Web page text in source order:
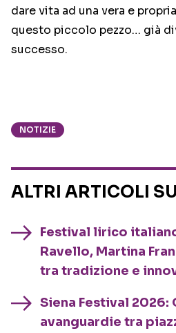
dare vita ad una vera e
questo piccolo pezzo… già
successo.
NOTIZIE
ALTRI ARTICOLI SU
Festival lirico
Ravello, Martina
tra tradizione e
Siena Festival 2026:
avanguardie tra